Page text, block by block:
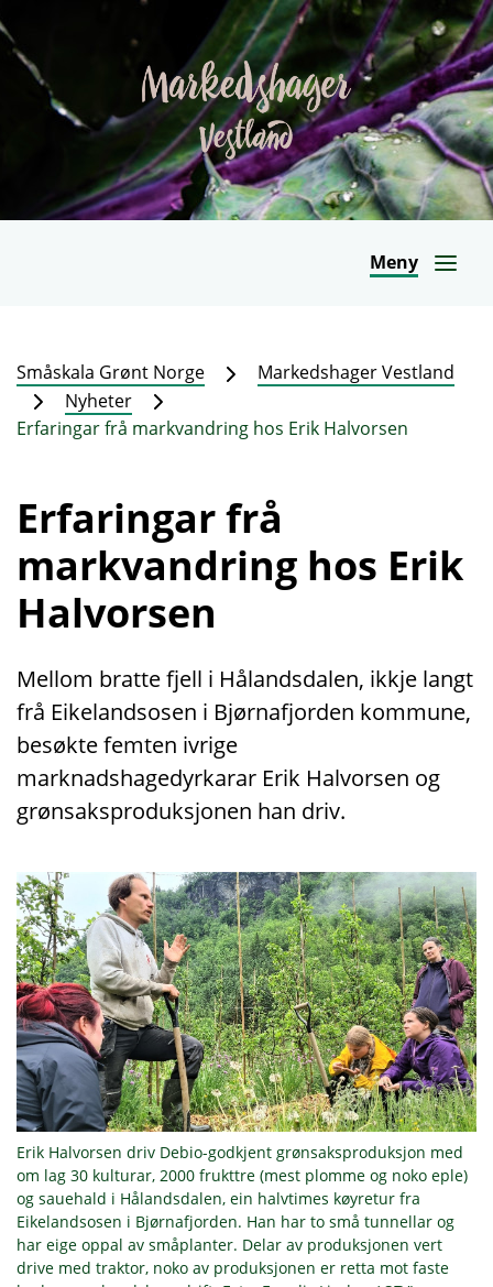
Meny
Småskala Grønt Norge
Markedshager Vestland
Nyheter
Erfaringar frå markvandring hos Erik Halvorsen
Erfaringar frå
markvandring hos Erik
Halvorsen
Mellom bratte fjell i Hålandsdalen, ikkje langt
frå Eikelandsosen i Bjørnafjorden kommune,
besøkte femten ivrige
marknadshagedyrkarar Erik Halvorsen og
grønsaksproduksjonen han driv.
Erik Halvorsen driv Debio-godkjent grønsaksproduksjon med
om lag 30 kulturar, 2000 frukttre (mest plomme og noko eple)
og sauehald i Hålandsdalen, ein halvtimes køyretur fra
Eikelandsosen i Bjørnafjorden. Han har to små tunnellar og
har eige oppal av småplanter. Delar av produksjonen vert
drive med traktor, noko av produksjonen er retta mot faste